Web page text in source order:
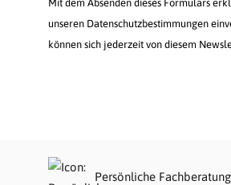
Mit dem Absenden dieses Formulars
unseren Datenschutzbestimmungen
können sich jederzeit von diesem
Persönliche Fachberatung